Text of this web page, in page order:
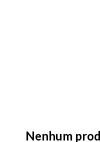
Nenhum